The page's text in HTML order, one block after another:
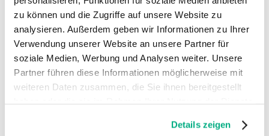
zu können und die Zugriffe auf unsere Website zu
analysieren. Außerdem geben wir Informationen zu Ihrer
Verwendung unserer Website an unsere Partner für
soziale Medien, Werbung und Analysen weiter. Unsere
Partner führen diese Informationen möglicherweise mit
weiteren Daten zusammen, die Sie ihnen bereitgestellt
Cookies, wenn Sie unsere Webseite weiterhin nutzen.
Details zeigen
English (UK)
Español
Français
Français (Belgique)
Italiano
Nederlands
Nederlands (België)
Polski